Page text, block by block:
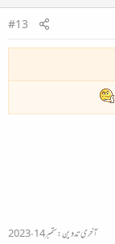
#13
آخری تدوین:ستمبر 14، 2023